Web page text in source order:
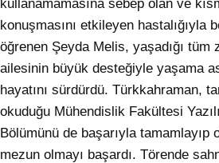
kullanamamasına sebep olan ve
konuşmasını etkileyen hastalığıyla
öğrenen Şeyda Melis, yaşadığı tüm
ailesinin büyük desteğiyle yaşama
hayatını sürdürdü. Türkkahraman,
okuduğu Mühendislik Fakültesi
Bölümünü de başarıyla tamamlayıp
mezun olmayı başardı. Törende